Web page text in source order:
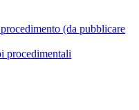
(da pubblicare
procedimentali